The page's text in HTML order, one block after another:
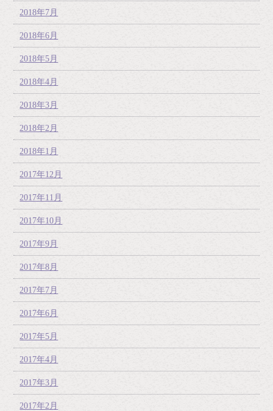
2018年7月
2018年6月
2018年5月
2018年4月
2018年3月
2018年2月
2018年1月
2017年12月
2017年11月
2017年10月
2017年9月
2017年8月
2017年7月
2017年6月
2017年5月
2017年4月
2017年3月
2017年2月